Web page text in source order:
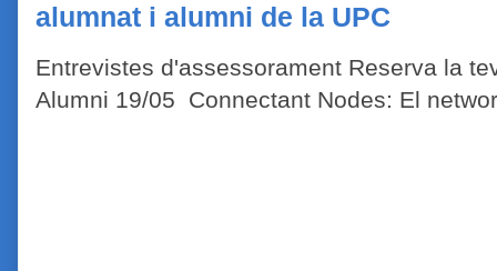
alumnat i alumni de la UPC
Entrevistes d'assessorament Reserva la
Alumni 19/05 Connectant Nodes: El